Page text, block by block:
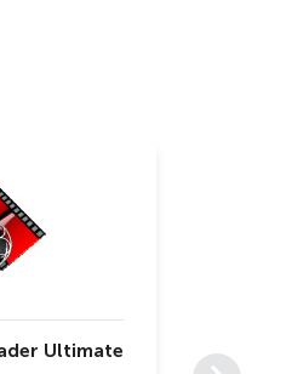
Ultimate Movavi